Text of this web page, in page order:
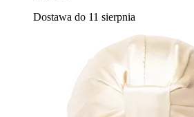
Dostawa do 11 sierpnia